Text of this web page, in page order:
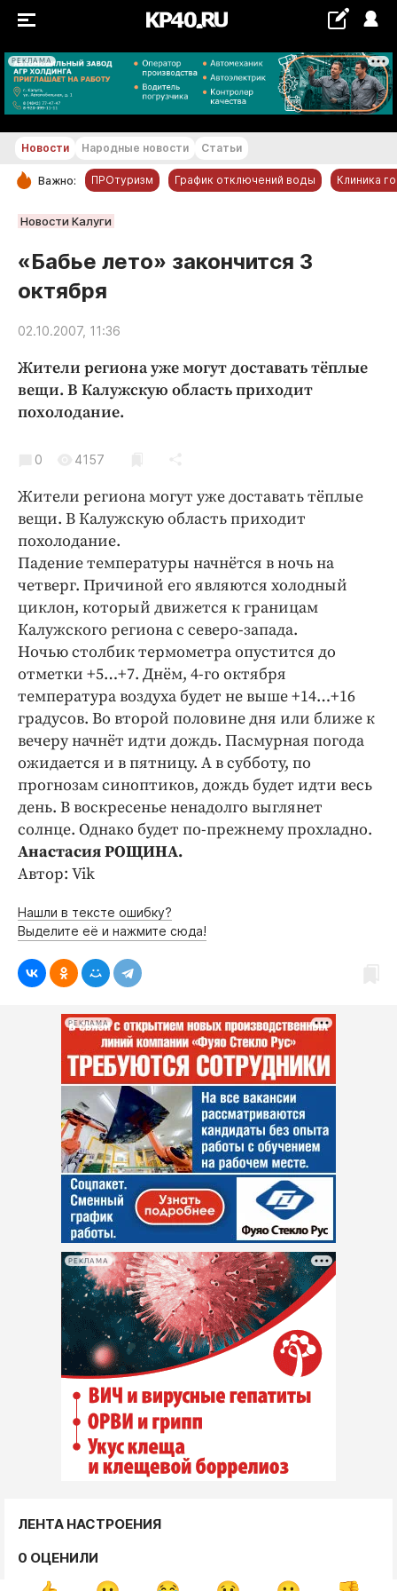
РЕКЛАМА
+21...+22 °С
РУБРИКИ
Обнинск
Статьи
Народные новости
Благоустройство
Криминал
Недвижимость и ЖКХ
Образование
Общество
Погода
Праздники
Происшествия
Спорт
Экономика и бизнес
ПРОЕКТЫ
Блоги
Издания
Медиаперсона
Интересное чтиво
Клиника года
Бренд года
Работодатель года
Новости Народные новости Статьи
Важно: ПРОтуризм График отключений воды Клиника
Новости Калуги
«Бабье лето» закончится 3
октября
02.10.2007, 11:36
Жители региона уже могут доставать тёплые
вещи. В Калужскую область приходит
похолодание.
0 4157
Жители региона могут уже доставать тёплые
вещи. В Калужскую область приходит
похолодание.
Падение температуры начнётся в ночь на
четверг. Причиной его являются холодный
циклон, который движется к границам
Калужского региона с северо-запада.
Ночью столбик термометра опустится до
отметки +5…+7. Днём, 4-го октября
температура воздуха будет не выше +14…+16
градусов. Во второй половине дня или ближе к
вечеру начнёт идти дождь. Пасмурная погода
ожидается и в пятницу. А в субботу, по
прогнозам синоптиков, дождь будет идти весь
день. В воскресенье ненадолго выглянет
солнце. Однако будет по-прежнему прохладно.
Анастасия РОЩИНА.
Автор: Vik
Нашли в тексте ошибку?
Выделите её и нажмите сюда!
РЕКЛАМА
РЕКЛАМА
ЛЕНТА НАСТРОЕНИЯ
0 ОЦЕНИЛИ